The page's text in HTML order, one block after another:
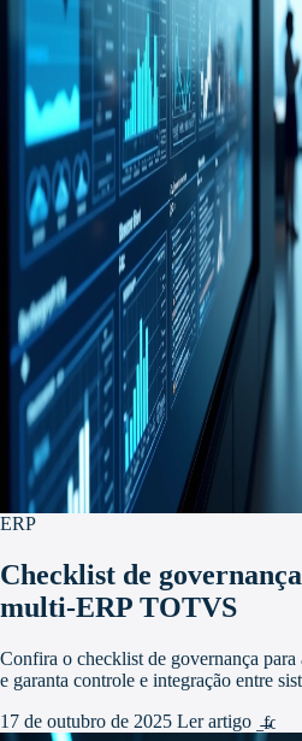
ERP
Checklist de
multi-ERP TOTVS
Confira o checklist de governança
e garanta controle e integração entre
17 de outubro de 2025 Ler artigo